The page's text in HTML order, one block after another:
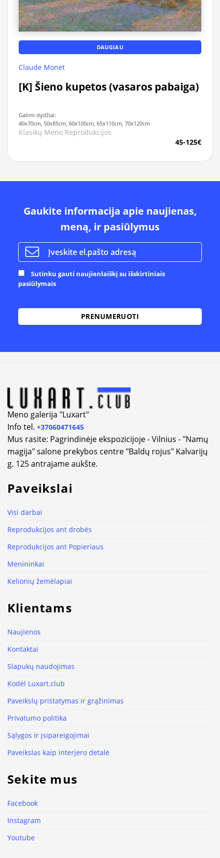
DAUGIAU
Claude Monet
[K] Šieno kupetos (vasaros pabaiga)
Galimi dydžiai:
40x70cm, 50x85cm, 60x100cm, 65x110cm, 70x120cm
Klasikų Meno Reprodukcijos
45-125€
Gaukite informacija apie naujienas,
meną, ir pasiūlymus
Sutinku gauti naujienlaiškį su išskirtiniais
pasiūlymais
Meno galerija "Luxart"
Info tel. +37060471645
Mus rasite: Pagrindinėje ekspozicijoje - Vilnius - "Namų
magija" salone prekybos centre "Baldų rojus" Kalvarijų
g. 125 antrajame aukšte.
Paveikslai
Visi darbai
Reprodukcijos ant drobės
Reprodukcijos ant Popieriaus
Menininkai
Kelionių žemėlapiai
Klientams
Naujienos
Kontaktai
Slapukų naudojimas
Kodėl Luxart.club
Paveikslų pristatymas ir grąžinimas
Privatumo politika
Sąlygos ir įsipareigojimai
Paveikslas kaip interjero detalė
Sekite mus
Facebook
Instagram
Youtube